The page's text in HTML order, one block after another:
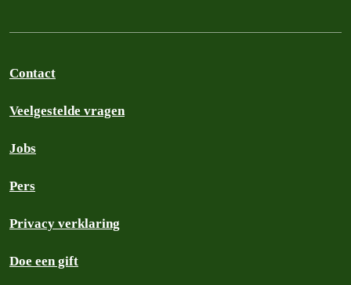
Contact
Veelgestelde vragen
Jobs
Pers
Privacy verklaring
Doe een gift